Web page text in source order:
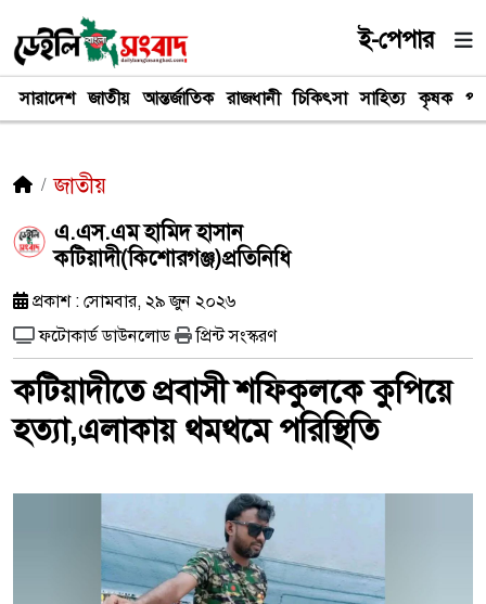
ই-পেপার
সারাদেশ জাতীয় আন্তর্জাতিক রাজধানী চিকিৎসা সাহিত্য কৃষক
জাতীয়
এ.এস.এম হামিদ হাসান ​
কটিয়াদী(কিশোরগঞ্জ)প্রতিনিধি
প্রকাশ : সোমবার, ২৯ জুন ২০২৬
ফটোকার্ড ডাউনলোড
প্রিন্ট সংস্করণ
কটিয়াদীতে প্রবাসী শফিকুলকে কুপিয়ে
হত্যা,এলাকায় থমথমে পরিস্থিতি